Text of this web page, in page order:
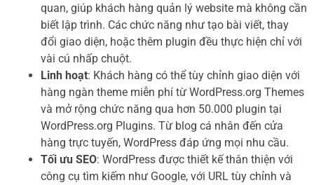
quan, giúp khách hàng quản lý website mà không cần
biết lập trình. Các chức năng như tạo bài viết, thay
đổi giao diện, hoặc thêm plugin đều thực hiện chỉ với
vài cú nhấp chuột.
Linh hoạt: Khách hàng có thể tùy chỉnh giao diện với
hàng ngàn theme miễn phí từ WordPress.org Themes
và mở rộng chức năng qua hơn 50.000 plugin tại
WordPress.org Plugins. Từ blog cá nhân đến cửa
hàng trực tuyến, WordPress đáp ứng mọi nhu cầu.
Tối ưu SEO: WordPress được thiết kế thân thiện với
công cụ tìm kiếm như Google, với URL tùy chỉnh và